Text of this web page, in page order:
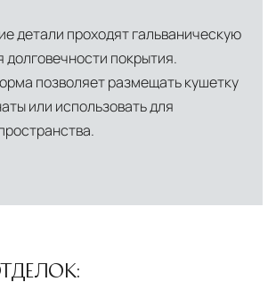
лифтов или монтажных
и расстановка — специалисты
товар и устанавливают его в
место
от тары и упаковки
и дефектов при
детали проходят гальваническую
долговечности покрытия.
позволяет размещать кушетку
или использовать для